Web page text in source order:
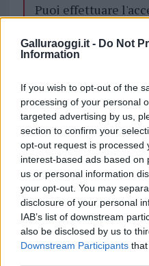
Galluraoggi.it - Do Not
Information
If you wish to opt-out of the
processing of your personal
targeted advertising by us,
section to confirm your
opt-out request is processed
interest-based ads based on
us or personal information
your opt-out. You may
disclosure of your personal
IAB’s list of downstream
also be disclosed by us to
Downstream Participants
Puoi effettuare
cliccandoqui
TEMI: Porto Ottiolu
Inviaci
i tuoi
Su
345 356
Notizie